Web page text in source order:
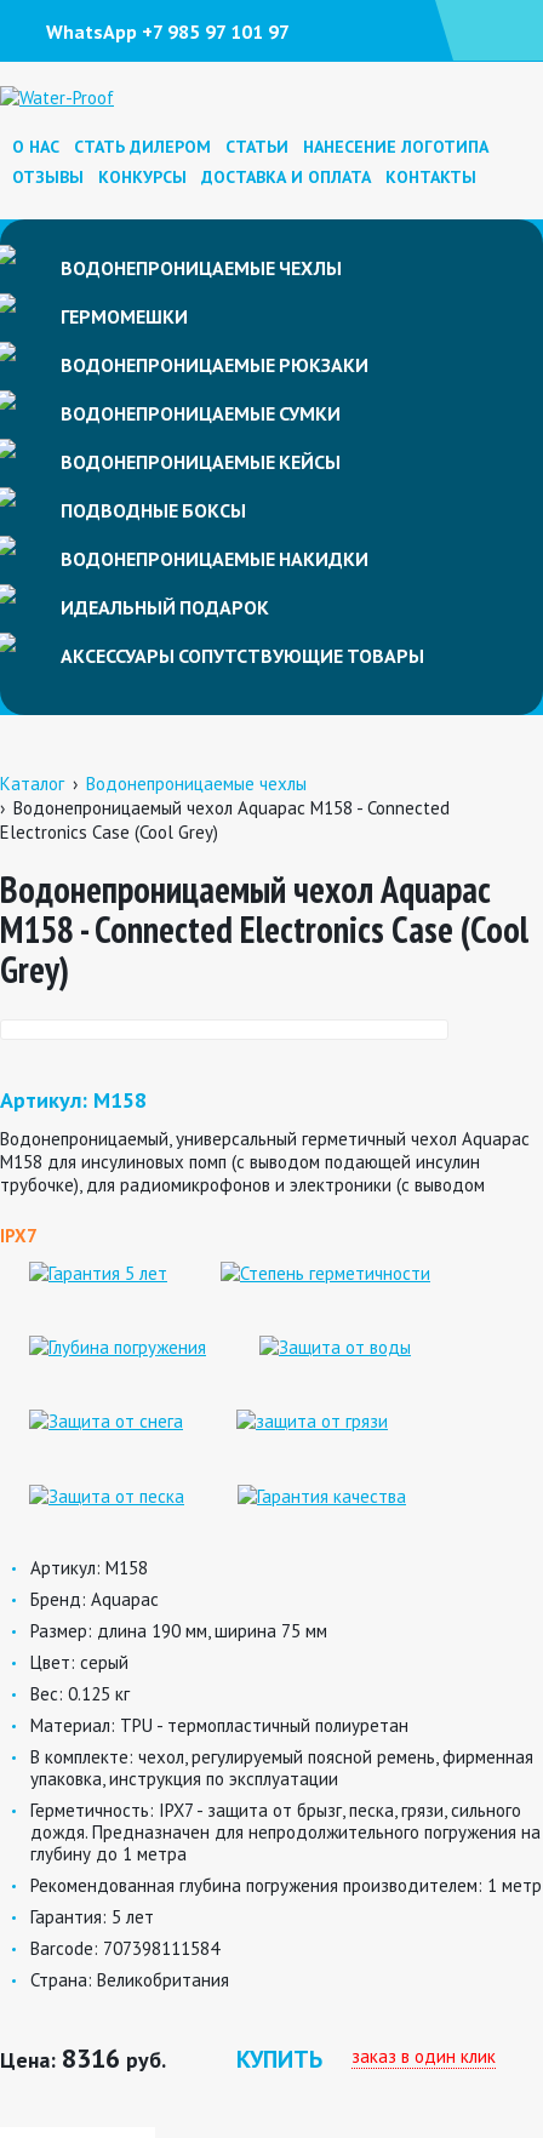
WhatsApp +7 985 97 101 97
О НАС СТАТЬ ДИЛЕРОМ СТАТЬИ
НАНЕСЕНИЕ ЛОГОТИПА
ОТЗЫВЫ
КОНКУРСЫ ДОСТАВКА И ОПЛАТА КОНТАКТЫ
ВОДОНЕПРОНИЦАЕМЫЕ ЧЕХЛЫ
ГЕРМОМЕШКИ
ВОДОНЕПРОНИЦАЕМЫЕ РЮКЗАКИ
ВОДОНЕПРОНИЦАЕМЫЕ СУМКИ
ВОДОНЕПРОНИЦАЕМЫЕ КЕЙСЫ
ПОДВОДНЫЕ БОКСЫ
ВОДОНЕПРОНИЦАЕМЫЕ НАКИДКИ
ИДЕАЛЬНЫЙ ПОДАРОК
АКСЕССУАРЫ СОПУТСТВУЮЩИЕ ТОВАРЫ
Каталог
Водонепроницаемые чехлы
Водонепроницаемый чехол Aquapac M158 - Connected
Electronics Case (Cool Grey)
Водонепроницаемый чехол Aquapac
M158 - Connected Electronics Case (Cool
Grey)
Артикул: M158
Водонепроницаемый, универсальный герметичный чехол Aquapac
M158 для инсулиновых помп (с выводом подающей инсулин
трубочке), для радиомикрофонов и электроники (с выводом
IPX7
Артикул: M158
Бренд: Aquapac
Размер: длина 190 мм, ширина 75 мм
Цвет: серый
Вес: 0.125 кг
Материал: TPU - термопластичный полиуретан
В комплекте: чехол, регулируемый поясной ремень, фирменная
упаковка, инструкция по эксплуатации
Герметичность: IPX7 - защита от брызг, песка, грязи, сильного
дождя. Предназначен для непродолжительного погружения на
глубину до 1 метра
Рекомендованная глубина погружения производителем: 1 метр
Гарантия: 5 лет
Barcode: 707398111584
Страна: Великобритания
Цена: 8316 руб. КУПИТЬ заказ в один клик